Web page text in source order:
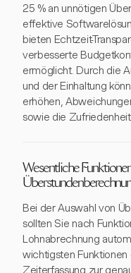
25 % an unnötigen
effektive
bieten Echtzeit-
verbesserte
ermöglicht. Durch die
und der Einhaltung
erhöhen,
sowie die
Wesentliche
Bei der Auswahl von
sollten Sie nach
Lohnabrechnung
wichtigsten
Zeiterfassung zur